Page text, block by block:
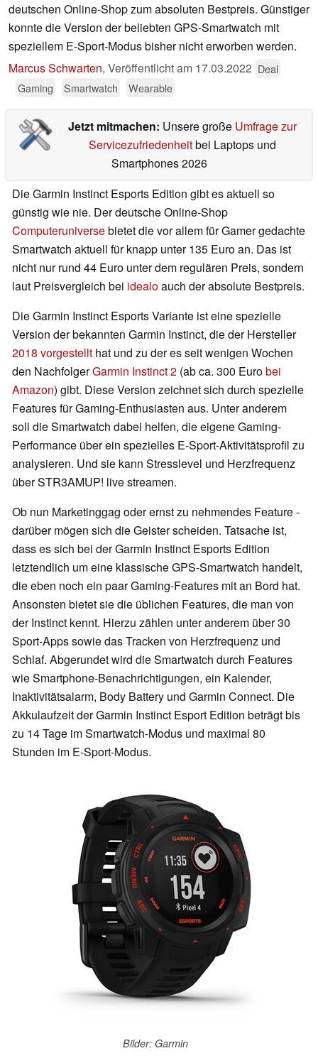
deutschen Online-Shop zum absoluten Bestpreis. Günstiger
konnte die Version der beliebten GPS-Smartwatch mit
speziellem E-Sport-Modus bisher nicht erworben werden.
Marcus Schwarten, Veröffentlicht am 17.03.2022 Deal
Gaming
Smartwatch Wearable
Jetzt mitmachen: Unsere große Umfrage zur
Servicezufriedenheitbei Laptops und
Smartphones 2026
Die Garmin Instinct Esports Edition gibt es aktuell so
günstig wie nie. Der deutsche Online-Shop
Computeruniversebietet die vor allem für Gamer gedachte
Smartwatch aktuell für knapp unter 135 Euro an. Das ist
nicht nur rund 44 Euro unter dem regulären Preis, sondern
laut Preisvergleich bei idealoauch der absolute Bestpreis.
Die Garmin Instinct Esports Variante ist eine spezielle
Version der bekannten Garmin Instinct, die der Hersteller
2018 vorgestellt hat und zu der es seit wenigen Wochen
den NachfolgerGarmin Instinct 2 (ab ca. 300 Eurobei
Amazon) gibt. Diese Version zeichnet sich durch spezielle
Features für Gaming-Enthusiasten aus. Unter anderem
soll die Smartwatch dabei helfen, die eigene Gaming-
Performance über ein spezielles E-Sport-Aktivitätsprofil zu
analysieren. Und sie kann Stresslevel und Herzfrequenz
über STR3AMUP! live streamen.
Ob nun Marketinggag oder ernst zu nehmendes Feature -
darüber mögen sich die Geister scheiden. Tatsache ist,
dass es sich bei der Garmin Instinct Esports Edition
letztendlich um eine klassische GPS-Smartwatch handelt,
die eben noch ein paar Gaming-Features mit an Bord hat.
Ansonsten bietet sie die üblichen Features, die man von
der Instinct kennt. Hierzu zählen unter anderem über 30
Sport-Apps sowie das Tracken von Herzfrequenz und
Schlaf. Abgerundet wird die Smartwatch durch Features
wie Smartphone-Benachrichtigungen, ein Kalender,
Inaktivitätsalarm, Body Battery und Garmin Connect. Die
Akkulaufzeit der Garmin Instinct Esport Edition beträgt bis
zu 14 Tage im Smartwatch-Modus und maximal 80
Stunden im E-Sport-Modus.
Bilder: Garmin